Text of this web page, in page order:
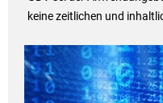
keine zeitlichen und